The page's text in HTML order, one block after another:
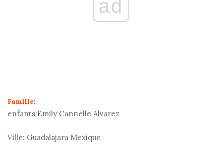
ad
Famille:
enfants:Emily Cannelle Alvarez
Ville: Guadalajara Mexique